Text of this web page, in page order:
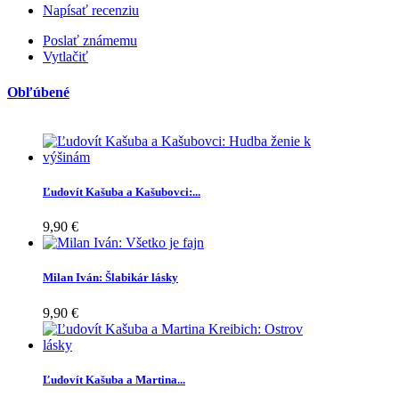
Napísať recenziu
Poslať známemu
Vytlačiť
Obľúbené
Ľudovít Kašuba a Kašubovci:...
9,90 €
Milan Iván: Šlabikár lásky
9,90 €
Ľudovít Kašuba a Martina...